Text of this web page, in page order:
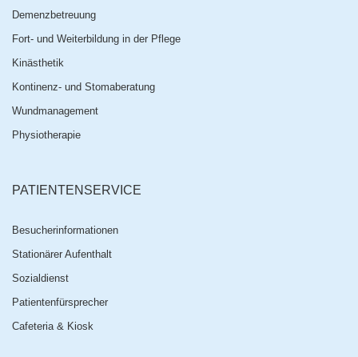
Demenzbetreuung
Fort- und Weiterbildung in der Pflege
Kinästhetik
Kontinenz- und Stomaberatung
Wundmanagement
Physiotherapie
PATIENTENSERVICE
Besucherinformationen
Stationärer Aufenthalt
Sozialdienst
Patientenfürsprecher
Cafeteria & Kiosk